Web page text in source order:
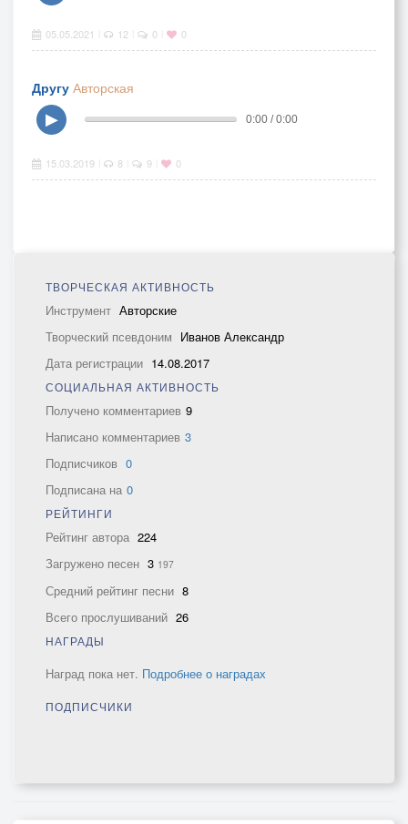
05.05.2021 12 0 0
Другу Авторская
▶
0:00 / 0:00
15.03.2019 8 9 0
ТВОРЧЕСКАЯ АКТИВНОСТЬ
Инструмент Авторские
Творческий псевдоним Иванов Александр
Дата регистрации 14.08.2017
СОЦИАЛЬНАЯ АКТИВНОСТЬ
Получено комментариев 9
Написано комментариев 3
Подписчиков 0
Подписана на 0
РЕЙТИНГИ
Рейтинг автора 224
Загружено песен 3 197
Средний рейтинг песни 8
Всего прослушиваний 26
НАГРАДЫ
Наград пока нет. Подробнее о наградах
ПОДПИСЧИКИ